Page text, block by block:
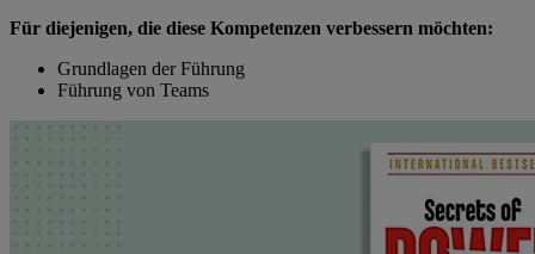
Für diejenigen, die diese Kompetenzen verbessern möchten:
Grundlagen der Führung
Führung von Teams